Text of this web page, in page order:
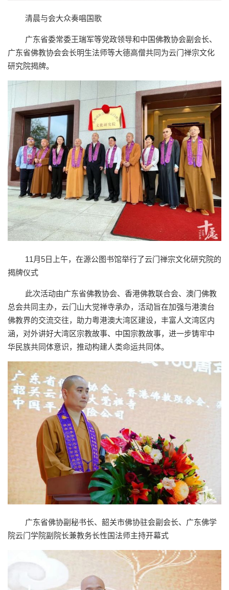
清晨与会大众奏唱国歌
广东省委常委王瑞军等党政领导和中国佛教协会副会长、
广东省佛教协会会长明生法师等大德高僧共同为云门禅宗文化
研究院揭牌。
11月5日上午，在源公图书馆举行了云门禅宗文化研究院的
揭牌仪式
此次活动由广东省佛教协会、香港佛教联合会、澳门佛教
总会共同主办，云门山大觉禅寺承办，活动旨在加强与港澳台
佛教界的交流交往，助力粤港澳大湾区建设，丰富人文湾区内
涵，对外讲好大湾区宗教故事、中国宗教故事，进一步铸牢中
华民族共同体意识，推动构建人类命运共同体。
广东省佛协副秘书长、韶关市佛协驻会副会长、广东佛学
院云门学院副院长兼教务长性国法师主持开幕式